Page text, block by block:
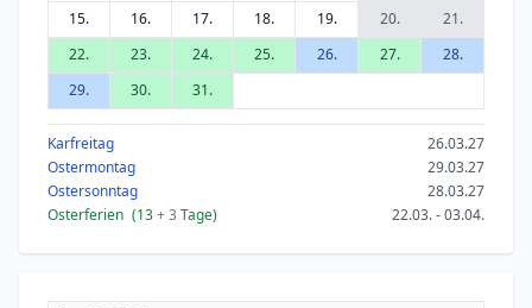
15.
16. 17. 18. 19. 20.
21.
22.
23. 24. 25. 26. 27.
28.
29.
30. 31.
Karfreitag
26.03.27
Ostermontag
29.03.27
Ostersonntag
28.03.27
Osterferien (13+ 3 Tage) 22.03. - 03.04.